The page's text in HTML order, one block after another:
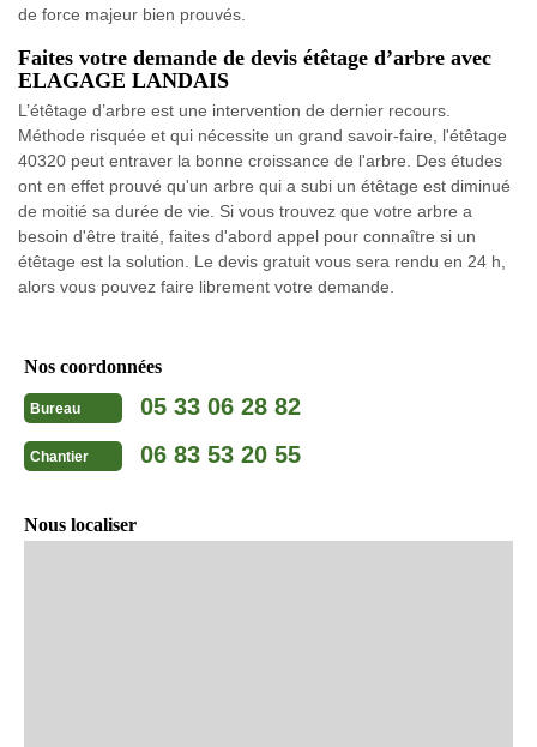
de force majeur bien prouvés.
Faites votre demande de devis étêtage d’arbre avec
ELAGAGE LANDAIS
L’étêtage d’arbre est une intervention de dernier recours.
Méthode risquée et qui nécessite un grand savoir-faire, l'étêtage
40320 peut entraver la bonne croissance de l'arbre. Des études
ont en effet prouvé qu'un arbre qui a subi un étêtage est diminué
de moitié sa durée de vie. Si vous trouvez que votre arbre a
besoin d'être traité, faites d'abord appel pour connaître si un
étêtage est la solution. Le devis gratuit vous sera rendu en 24 h,
alors vous pouvez faire librement votre demande.
Nos coordonnées
Bureau 05 33 06 28 82
Chantier 06 83 53 20 55
Nous localiser